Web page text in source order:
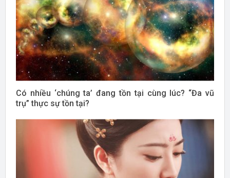
Có nhiều ‘chúng ta’ đang tồn tại cùng lúc? “Đa vũ
trụ” thực sự tồn tại?